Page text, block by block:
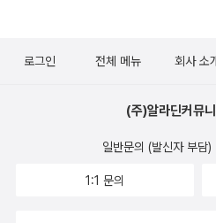
로 바꾸어야 하는지 구체적으로 나
다는 생각에 손이 닿는 곳이 두기로
라지 말고, 아이가 '우리 엄마는 내 마
로그인 전체 메뉴 회사 소
(주)알라딘커뮤
일반문의 (발신자 부담)
1:1 문의